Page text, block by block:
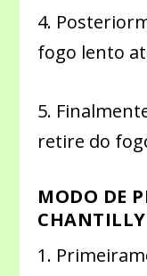
4.
fogo lento
5.
retire do
MODO DE
CHANTILLY
1.